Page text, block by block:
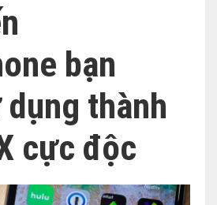
bạn
thành
cực độc